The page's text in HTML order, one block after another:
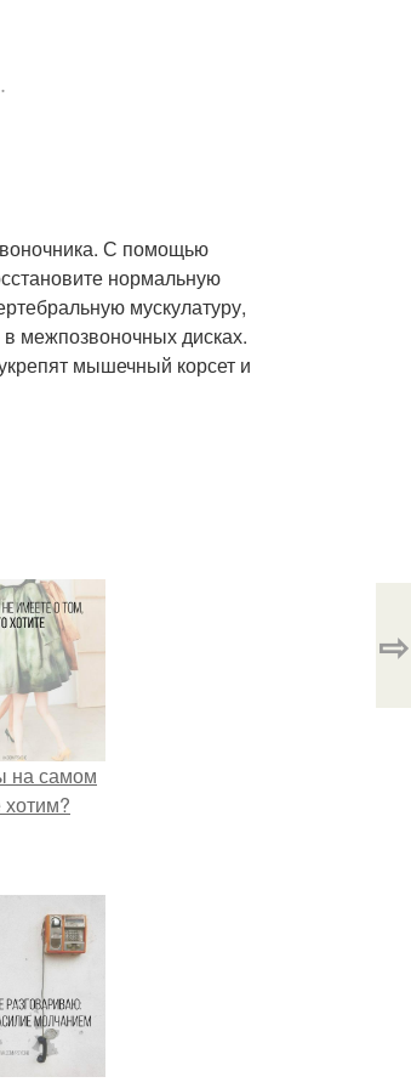
С помощью
нормальную
мускулатуру,
межпозвоночных дисках.
мышечный корсет и
⇨
на самом
хотим?